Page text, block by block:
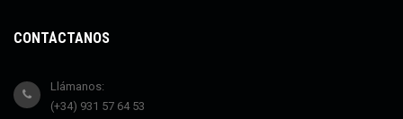
CONTÁCTANOS
Llámanos:
(+34) 931 57 64 53